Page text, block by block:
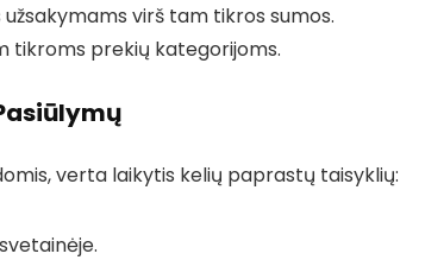
virš tam tikros sumos.
tikroms prekių kategorijoms.
verta laikytis kelių paprastų taisyklių: